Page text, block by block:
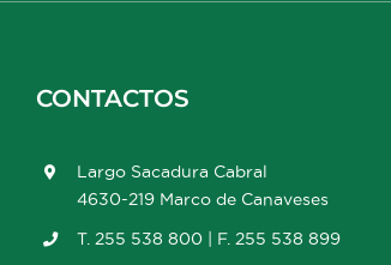
CONTACTOS
Largo Sacadura Cabral
4630-219 Marco de Canaveses
T. 255 538 800 | F. 255 538 899